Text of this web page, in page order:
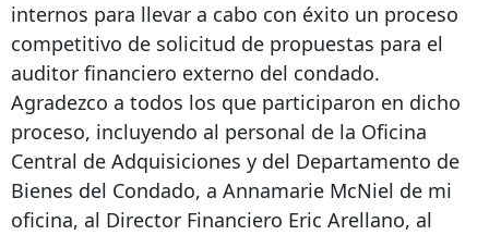
internos para llevar a cabo con éxito un proceso
competitivo de solicitud de propuestas para el
auditor financiero externo del condado.
Agradezco a todos los que participaron en dicho
proceso, incluyendo al personal de la Oficina
Central de Adquisiciones y del Departamento de
Bienes del Condado, a Annamarie McNiel de mi
oficina, al Director Financiero Eric Arellano, al